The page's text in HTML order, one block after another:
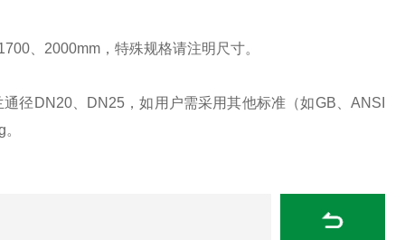
、2000mm，特殊规格请注明尺寸。
径DN20、DN25，如用户需采用其他标准（如GB、ANSI